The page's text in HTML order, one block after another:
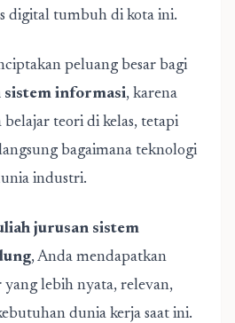
digital tumbuh di kota ini.
peluang besar bagi
sistem informasi, karena
teori di kelas, tetapi
bagaimana teknologi
industri.
jurusan sistem
, Anda mendapatkan
yang lebih nyata, relevan,
dunia kerja saat ini.